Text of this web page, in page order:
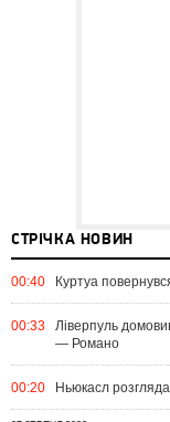
СТРІЧКА НОВИН
00:40 Куртуа
00:33
Ліверпуль
— Романо
00:20 Ньюкасл